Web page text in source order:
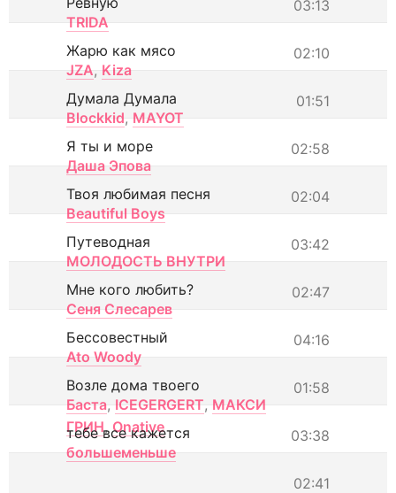
03:13
TRIDA
02:10
Жарю как мясо
JZA, Kiza
01:51
Думала Думала
Blockkid, MAYOT
02:58
Я ты и море
Даша Эпова
02:04
Твоя любимая песня
Beautiful Boys
03:42
Путеводная
МОЛОДОСТЬ ВНУТРИ
02:47
Мне кого любить?
Сеня Слесарев
04:16
Бессовестный
Ato Woody
01:58
Возле дома твоего
Баста, ICEGERGERT, МАКСИ
ГРИН, Onative 03:38
тебе все кажется
большеменьше
02:41